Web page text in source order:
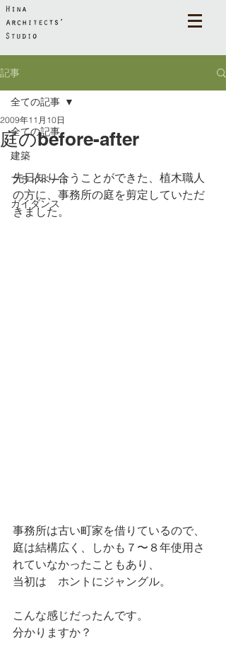
記事
全ての記事
建築
プライベート
ガイダンス
全ての記事
庭のbefore-after
2009年11月10日
先日知り合うことができた、植木職人
の方に、事務所の庭を剪定していただ
きました。
事務所は古い町家を借りているので、
庭は結構広く、しかも７〜８年使用さ
れていなかったこともあり、
当初は　ホントにジャングル。
こんな感じだったんです。
分かりますか？